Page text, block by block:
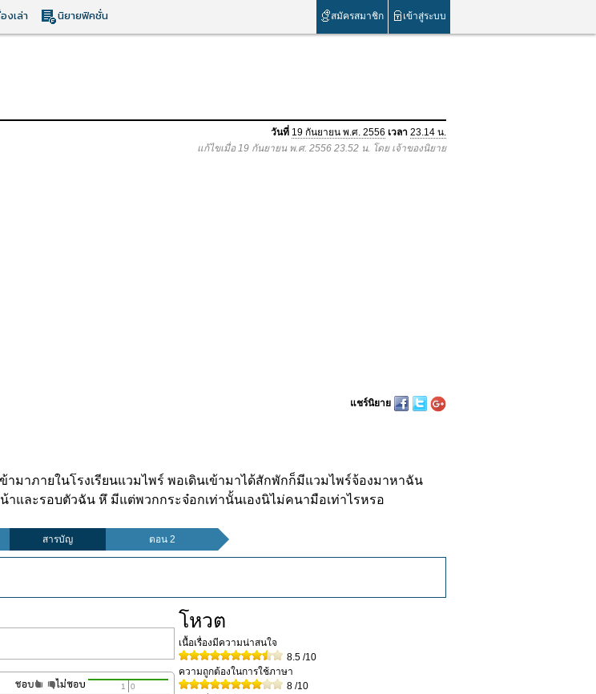
งเล่า นิยายฟิคชั่น สมัครสมาชิก เข้าสู่ระบบ
วันที่ 19 กันยายน พ.ศ. 2556 เวลา 23.14 น.
แก้ไขเมื่อ 19 กันยายน พ.ศ. 2556 23.52 น. โดย เจ้าของนิยาย
แชร์นิยาย
มาภายในโรงเรียนแวมไพร์ พอเดินเข้ามาได้สักพักก็มีแวมไพร์จ้องมาหาฉัน
และรอบตัวฉัน หึ มีแต่พวกกระจ๋อกเท่านั้นเองนิไม่คนามือเท่าไรหรอ
สารบัญ ตอน 2
1 0
โหวต
เนื้อเรื่องมีความน่าสนใจ
8.5/10
ความถูกต้องในการใช้ภาษา
8/10